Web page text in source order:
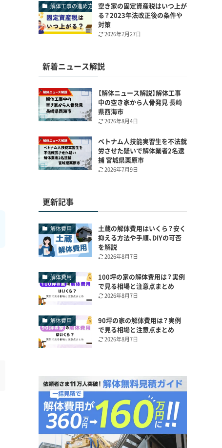
解体工事の進め方
空き家の固定資産税はいつ上が
る？2023年法改正後の条件や
対策
2026年7月27日
新着ニュース解説
【解体ニュース解説】解体工事
中の空き家から人骨発見 長崎
県西海市
2026年8月4日
ベトナム人技能実習生を不法就
労させた疑いで解体業者2名逮
捕 宮城県栗原市
2026年7月9日
更新記事
解体費用
土蔵の解体費用はいくら？安く
抑える方法や手順、DIYの可否
を解説
2026年8月7日
解体費用
100坪の家の解体費用は？実例
で見る相場と注意点まとめ
2026年8月7日
解体費用
90坪の家の解体費用は？実例
で見る相場と注意点まとめ
2026年8月7日